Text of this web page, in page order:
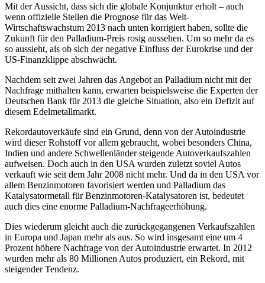
Mit der Aussicht, dass sich die globale Konjunktur erholt – auch
wenn offizielle Stellen die Prognose für das Welt-
Wirtschaftswachstum 2013 nach unten korrigiert haben, sollte die
Zukunft für den Palladium-Preis rosig aussehen. Um so mehr da es
so aussieht, als ob sich der negative Einfluss der Eurokrise und der
US-Finanzklippe abschwächt.
Nachdem seit zwei Jahren das Angebot an Palladium nicht mit der
Nachfrage mithalten kann, erwarten beispielsweise die Experten der
Deutschen Bank für 2013 die gleiche Situation, also ein Defizit auf
diesem Edelmetallmarkt.
Rekordautoverkäufe sind ein Grund, denn von der Autoindustrie
wird dieser Rohstoff vor allem gebraucht, wobei besonders China,
Indien und andere Schwellenländer steigende Autoverkaufszahlen
aufweisen. Doch auch in den USA wurden zuletzt soviel Autos
verkauft wie seit dem Jahr 2008 nicht mehr. Und da in den USA vor
allem Benzinmotoren favorisiert werden und Palladium das
Katalysatormetall für Benzinmotoren-Katalysatoren ist, bedeutet
auch dies eine enorme Palladium-Nachfrageerhöhung.
Dies wiederum gleicht auch die zurückgegangenen Verkaufszahlen
in Europa und Japan mehr als aus. So wird insgesamt eine um 4
Prozent höhere Nachfrage von der Autoindustrie erwartet. In 2012
wurden mehr als 80 Millionen Autos produziert, ein Rekord, mit
steigender Tendenz.